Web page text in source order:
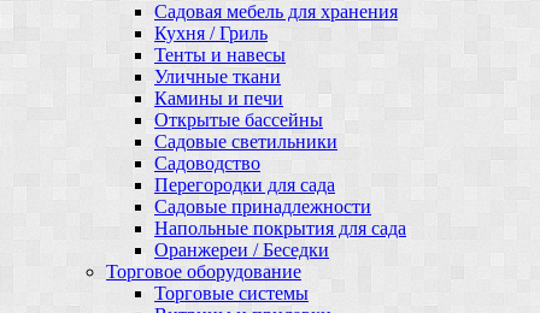
Садовая мебель для хранения
Кухня / Гриль
Тенты и навесы
Уличные ткани
Камины и печи
Открытые бассейны
Садовые светильники
Садоводство
Перегородки для сада
Садовые принадлежности
Напольные покрытия для сада
Оранжереи / Беседки
Торговое оборудование
Торговые системы